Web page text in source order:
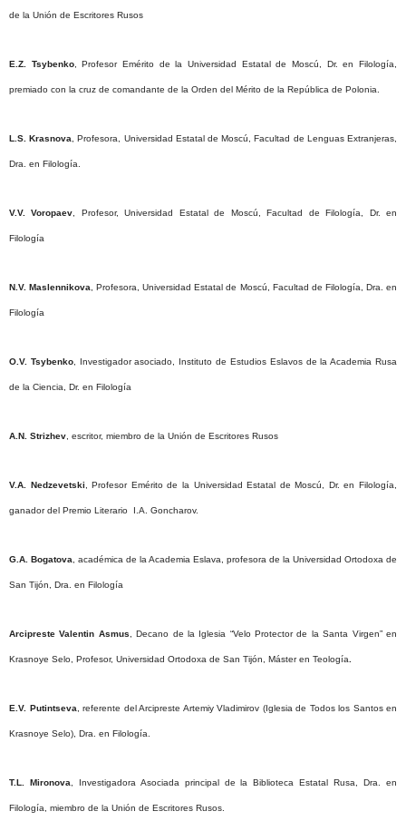
de la Unión de Escritores Rusos
E.Z. Tsybenko, Profesor Emérito de la Universidad Estatal de Moscú, Dr. en Filología,
premiado con la cruz de comandante de la Orden del Mérito de la República de Polonia.
L.S. Krasnova , Profesora, Universidad Estatal de Moscú, Facultad de Lenguas Extranjeras,
Dra. en Filología.
V.V. Voropaev , Profesor, Universidad Estatal de Moscú, Facultad de Filología, Dr. en
Filología
N.V. Maslennikova , Profesora, Universidad Estatal de Moscú, Facultad de Filología, Dra. en
Filología
O.V. Tsybenko, Investigador asociado, Instituto de Estudios Eslavos de la Academia Rusa
de la Ciencia, Dr. en Filología
A.N. Strizhev , escritor, miembro de la Unión de Escritores Rusos
V.A. Nedzevetski , Profesor Emérito de la Universidad Estatal de Moscú, Dr. en Filología,
ganador del Premio Literario I.A. Goncharov.
G.A. Bogatova , académica de la Academia Eslava, profesora de la Universidad Ortodoxa de
San Tijón, Dra. en Filología
Arcipreste Valentin Asmus , Decano de la Iglesia “Velo Protector de la Santa Virgen” en
Krasnoye Selo, Profesor, Universidad Ortodoxa de San Tijón, Máster en Teología
E.V. Putintseva , referente del Arcipreste Artemiy Vladimirov (Iglesia de Todos los Santos en
Krasnoye Selo), Dra. en Filología.
T.L. Mironova , Investigadora Asociada principal de la Biblioteca Estatal Rusa, Dra. en
Filología, miembro de la Unión de Escritores Rusos.